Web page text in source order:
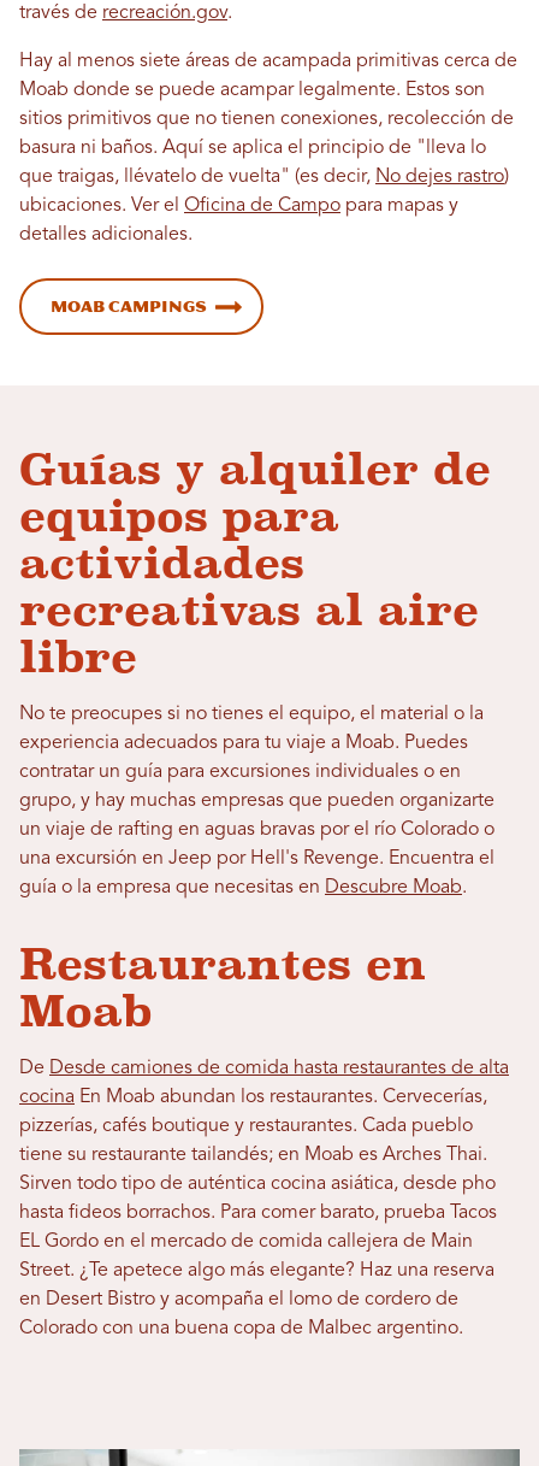
través de recreación.gov.
Hay al menos siete áreas de acampada primitivas cerca de
Moab donde se puede acampar legalmente. Estos son
sitios primitivos que no tienen conexiones, recolección de
basura ni baños. Aquí se aplica el principio de "lleva lo
que traigas, llévatelo de vuelta" (es decir, No dejes rastro)
ubicaciones. Ver el Oficina de Campo para mapas y
detalles adicionales.
Moab Campings
Guías y alquiler de
equipos para
actividades
recreativas al aire
libre
No te preocupes si no tienes el equipo, el material o la
experiencia adecuados para tu viaje a Moab. Puedes
contratar un guía para excursiones individuales o en
grupo, y hay muchas empresas que pueden organizarte
un viaje de rafting en aguas bravas por el río Colorado o
una excursión en Jeep por Hell's Revenge. Encuentra el
guía o la empresa que necesitas en Descubre Moab.
Restaurantes en
Moab
De Desde camiones de comida hasta restaurantes de alta
cocina En Moab abundan los restaurantes. Cervecerías,
pizzerías, cafés boutique y restaurantes. Cada pueblo
tiene su restaurante tailandés; en Moab es Arches Thai.
Sirven todo tipo de auténtica cocina asiática, desde pho
hasta fideos borrachos. Para comer barato, prueba Tacos
EL Gordo en el mercado de comida callejera de Main
Street. ¿Te apetece algo más elegante? Haz una reserva
en Desert Bistro y acompaña el lomo de cordero de
Colorado con una buena copa de Malbec argentino.